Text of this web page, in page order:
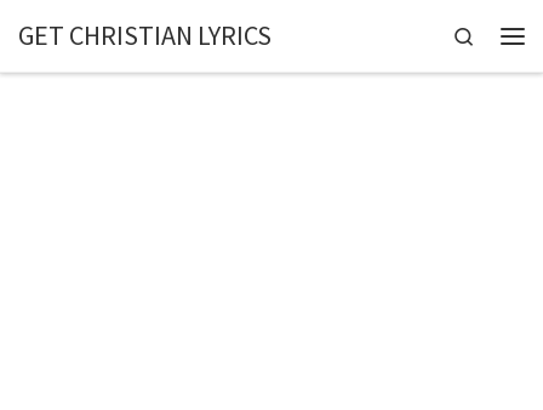
Skip to content
GET CHRISTIAN LYRICS Search